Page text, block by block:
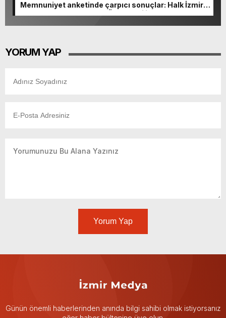
Memnuniyet anketinde çarpıcı sonuçlar: Halk İzmirli
başkanlardan memnun, Ömer Eşki ilk sırada
YORUM YAP
Yorum Yap
Günün önemli haberlerinden anında bilgi sahibi olmak istiyorsanız